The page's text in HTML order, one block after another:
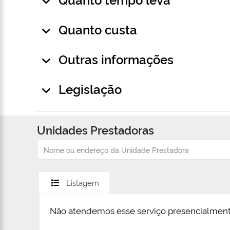
Quanto custa
Outras informações
Legislação
Unidades Prestadoras
Listagem
Não atendemos esse serviço